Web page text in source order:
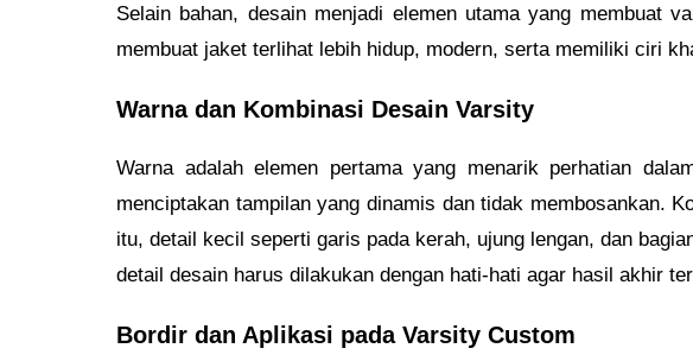
Selain bahan, desain menjadi elemen utama yang membuat
membuat jaket terlihat lebih hidup, modern, serta memiliki ciri
Warna dan Kombinasi Desain Varsity
Warna adalah elemen pertama yang menarik perhatian
menciptakan tampilan yang dinamis dan tidak membosankan.
itu, detail kecil seperti garis pada kerah, ujung lengan, dan
detail desain harus dilakukan dengan hati-hati agar hasil akhir
Bordir dan Aplikasi pada Varsity Custom